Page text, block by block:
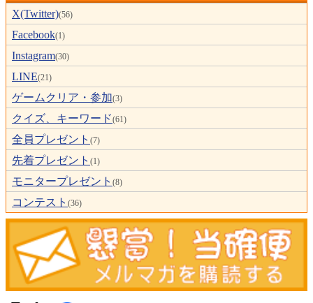
X(Twitter)(56)
Facebook(1)
Instagram(30)
LINE(21)
ゲームクリア・参加(3)
クイズ、キーワード(61)
全員プレゼント (7)
先着プレゼント (1)
モニタープレゼント (8)
コンテスト (36)